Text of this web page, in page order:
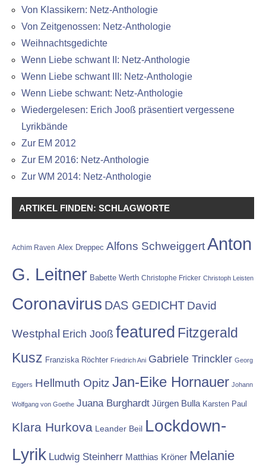
Von Klassikern: Netz-Anthologie
Von Zeitgenossen: Netz-Anthologie
Weihnachtsgedichte
Wenn Liebe schwant II: Netz-Anthologie
Wenn Liebe schwant III: Netz-Anthologie
Wenn Liebe schwant: Netz-Anthologie
Wiedergelesen: Erich Jooß präsentiert vergessene
Lyrikbände
Zur EM 2012
Zur EM 2016: Netz-Anthologie
Zur WM 2014: Netz-Anthologie
ARTIKEL FINDEN: SCHLAGWORTE
Achim Raven Alex Dreppec Alfons SchweiggertAnton
G. Leitner Babette Werth Christophe Fricker Christoph Leisten
Coronavirus DAS GEDICHT David
Westphal Erich Jooß featured Fitzgerald
Kusz Franziska Röchter Friedrich Ani Gabriele Trinckler Georg
Eggers Hellmuth Opitz Jan-Eike Hornauer Johann
Wolfgang von Goethe Juana Burghardt Jürgen Bulla Karsten Paul
Klara Hurkova Leander Beil Lockdown-
Lyrik Ludwig Steinherr Matthias Kröner Melanie